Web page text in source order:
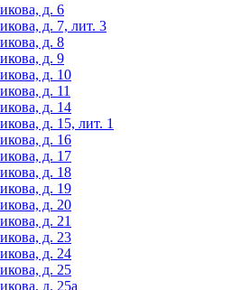
д. 6
д. 7, лит. 3
д. 8
д. 9
д. 10
д. 11
д. 14
д. 15, лит. 1
д. 16
д. 17
д. 18
д. 19
д. 20
д. 21
д. 23
д. 24
д. 25
д. 25а